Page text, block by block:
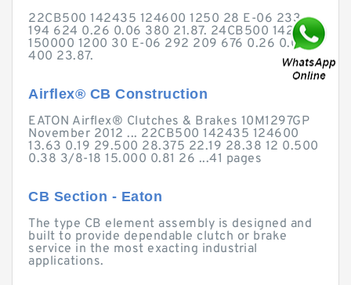
22CB500 142435 124600 1250 28 E-06 233
194 624 0.26 0.06 380 21.87. 24CB500 142436
150000 1200 30 E-06 292 209 676 0.26 0.06
400 23.87.
Airflex® CB Construction
EATON Airflex® Clutches & Brakes 10M1297GP
November 2012 ... 22CB500 142435 124600
13.63 0.19 29.500 28.375 22.19 28.38 12 0.500
0.38 3/8-18 15.000 0.81 26 ...41 pages
CB Section - Eaton
The type CB element assembly is designed and
built to provide dependable clutch or brake
service in the most exacting industrial
applications.